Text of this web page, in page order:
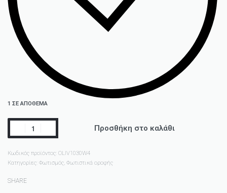
1 ΣΕ ΑΠΌΘΕΜΑ
Προσθήκη στο καλάθι
Κωδικός προϊόντος: OLIV1030W4
Κατηγορίες: Φωτισμός, Φωτιστικά οροφής
SHARE